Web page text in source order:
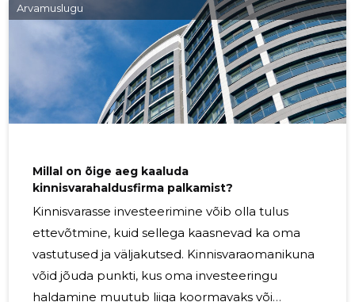
Arvamuslugu
Millal on õige aeg kaaluda
kinnisvarahaldusfirma palkamist?
Kinnisvarasse investeerimine võib olla tulus
ettevõtmine, kuid sellega kaasnevad ka oma
vastutused ja väljakutsed. Kinnisvaraomanikuna
võid jõuda punkti, kus oma investeeringu
haldamine muutub liiga koormavaks või